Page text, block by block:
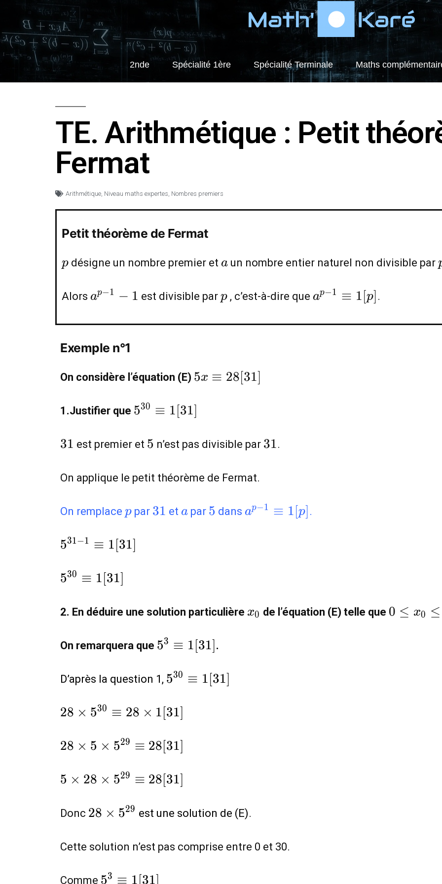
2nde Spécialité 1ère Spécialité Terminale Maths
TE. Arithmétique : Petit
Fermat
Arithmétique, Niveau maths expertes, Nombres premiers
Petit théorème de Fermat
p
p désigne un nombre premier et a
a un nombre entier naturel non divisible par
Alors a^{p-
ap−1 − 1 est divisible par p
p, c’est-à-dire que a^{p-
1}\equiv1[p]
ap−1 ≡ 1[p] .
Exemple n°1
On considère l’équation (E) 5x\equiv
5x ≡ 28[31]
1.Justifier que 5^{30}\equiv
530 ≡ 1[31]
31
31 est premier et 5
5 n’est pas divisible par 31
31.
On applique le petit théorème de Fermat.
On remplace p
p par 31
31 et a
a par 5
5 dans a^{p-
1}\equiv1[p]
ap−1 ≡ 1[p] .
5^{31-
1[31]
531−1 ≡ 1[31]
5^{30}\equiv
530 ≡ 1[31]
2. En déduire une solution particulière x_0
x0 de l’équation (E) telle que 0\leq
0 ≤ x0 ≤
On remarquera que 5^{3}\equiv
53 ≡ 1[31] .
D’après la question 1, 5^{30}\equiv
530 ≡ 1[31]
28\times
28\times1[31]
28 × 530 ≡ 28 × 1[31]
28\times 5
5^{29}\equiv
28[31]
28 × 5 × 529 ≡ 28[31]
5\times 28
5^{29}\equiv
28[31]
5 × 28 × 529 ≡ 28[31]
Donc 28\times
28 × 529 est une solution de (E).
Cette solution n’est pas comprise entre 0 et 30.
Comme 5^{3}\equiv
53 ≡ 1[31]